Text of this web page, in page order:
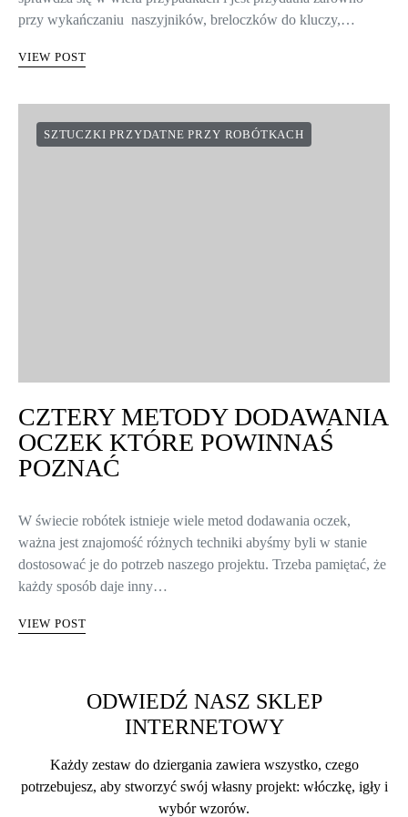
przy wykańczaniu naszyjników, breloczków do kluczy,…
VIEW POST
SZTUCZKI PRZYDATNE PRZY ROBÓTKACH
CZTERY METODY DODAWANIA
OCZEK KTÓRE POWINNAŚ
POZNAĆ
W świecie robótek istnieje wiele metod dodawania oczek,
ważna jest znajomość różnych techniki abyśmy byli w stanie
dostosować je do potrzeb naszego projektu. Trzeba pamiętać, że
każdy sposób daje inny…
VIEW POST
ODWIEDŹ NASZ SKLEP
INTERNETOWY
Każdy zestaw do dziergania zawiera wszystko, czego
potrzebujesz, aby stworzyć swój własny projekt: włóczkę, igły i
wybór wzorów.